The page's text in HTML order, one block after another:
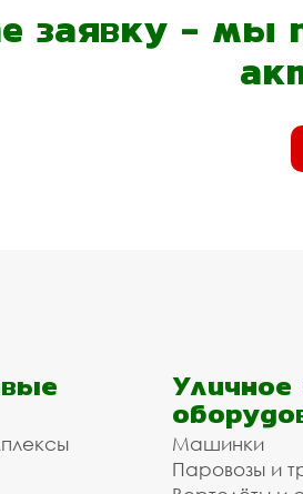
заявку - мы
Уличное
Машинки
Паровозы и